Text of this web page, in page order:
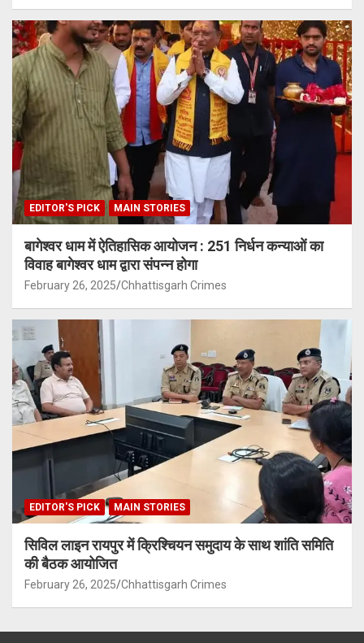
EDITOR'S PICK MAIN STORIES
बागेश्वर धाम में ऐतिहासिक आयोजन : 251 निर्धन कन्याओं का
विवाह बागेश्वर धाम द्वारा संपन्न होगा
February 26, 2025 Chhattisgarh Crimes
EDITOR'S PICK MAIN STORIES
सिविल लाइन रायपुर में क्रिश्चियन समुदाय के साथ शांति समिति
की बैठक आयोजित
February 26, 2025 Chhattisgarh Crimes